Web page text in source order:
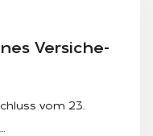
Ver­si­che­
vom 23.